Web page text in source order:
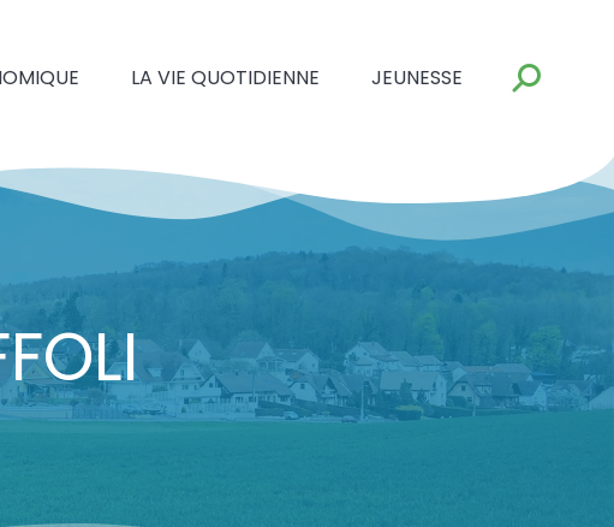
LA VIE QUOTIDIENNE JEUNESSE